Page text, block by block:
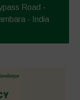
Road -
- India